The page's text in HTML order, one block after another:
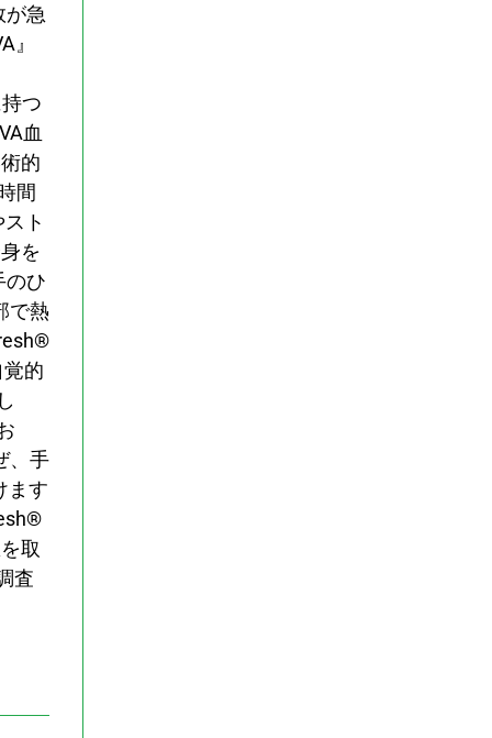
急
』
つ
血
的
間
ト
を
のひ
で熱
的
、手
ます
取
査